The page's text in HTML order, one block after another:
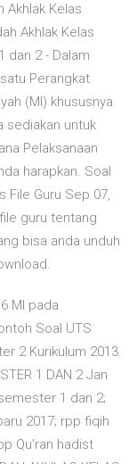
Akhlak Kelas
Akhlak Kelas
dan 2 - Dalam
Perangkat
(MI) khususnya
sediakan untuk
Pelaksanaan
harapkan. Soal
File Guru Sep 07,
guru tentang
bisa anda unduh
MI pada
Soal UTS
2 Kurikulum 2013.
1 DAN 2 Jan
1 dan 2;
2017; rpp fiqih
Qu'ran hadist